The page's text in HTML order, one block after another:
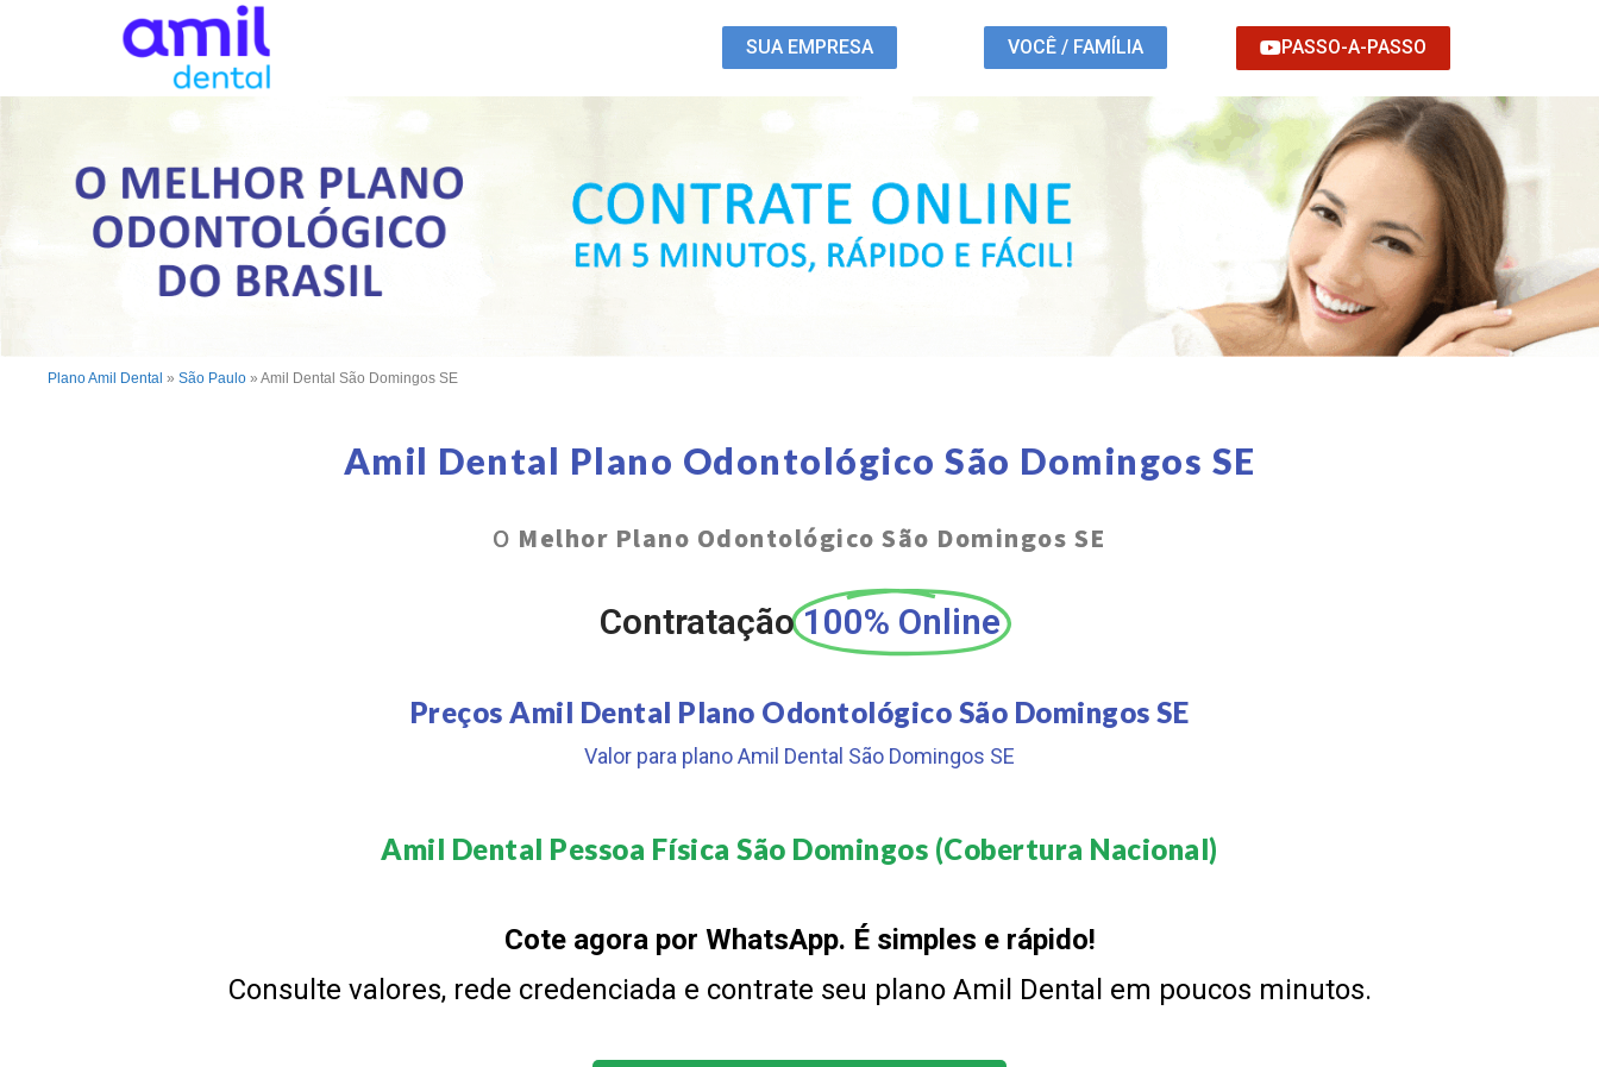
SUA EMPRESA VOCÊ / FAMÍLIA PASSO-A-PASSO
Plano Amil Dental » São Paulo » Amil Dental São Domingos SE
Amil Dental Plano Odontológico São Domingos SE
O Melhor Plano Odontológico São Domingos SE
Contratação 100% Online
Preços Amil Dental Plano Odontológico São Domingos SE
Valor para plano Amil Dental São Domingos SE
Amil Dental Pessoa Física São Domingos (Cobertura Nacional)​
Cote agora por WhatsApp. É simples e rápido!
Consulte valores, rede credenciada e contrate seu plano Amil Dental em poucos minutos.